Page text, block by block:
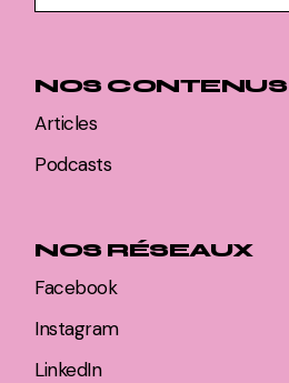
NOS CONTENUS
Articles
Podcasts
NOS RÉSEAUX
Facebook
Instagram
LinkedIn